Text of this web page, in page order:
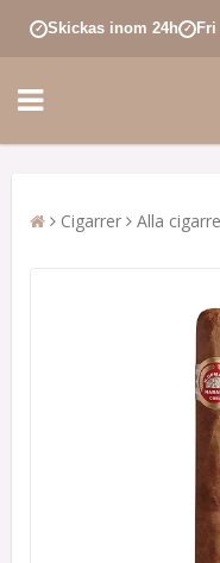
✓ Skickas inom 24h ✓
Cigarrer Alla